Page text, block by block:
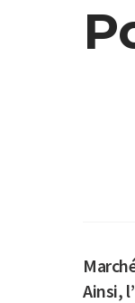
Ainsi,